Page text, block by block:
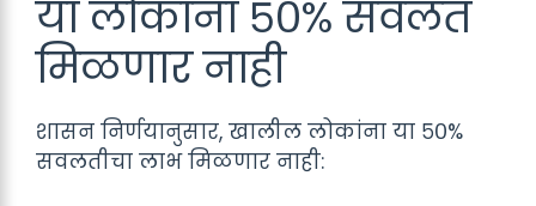
या लोकांना ५०% सवलत
मिळणार नाही
शासन निर्णयानुसार, खालील लोकांना या ५०%
सवलतीचा लाभ मिळणार नाही: